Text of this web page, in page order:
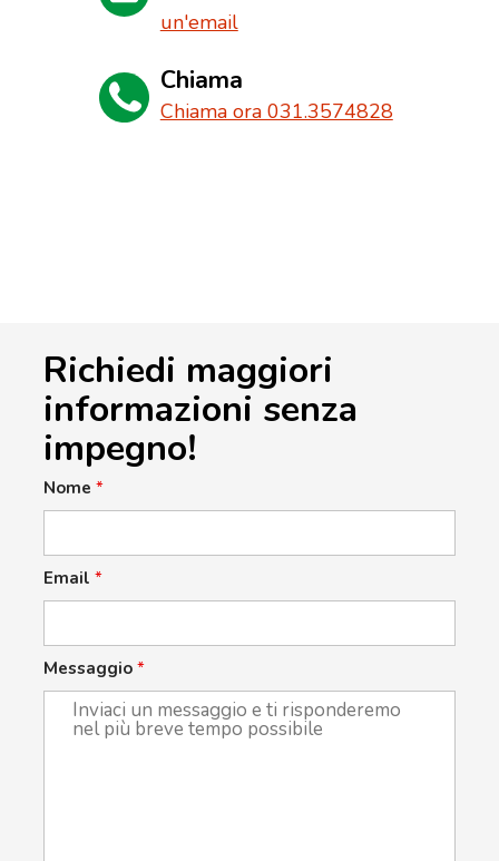
un'email
Chiama
Chiama ora 031.3574828
Richiedi maggiori
informazioni senza
impegno!
Nome *
Email *
Messaggio *